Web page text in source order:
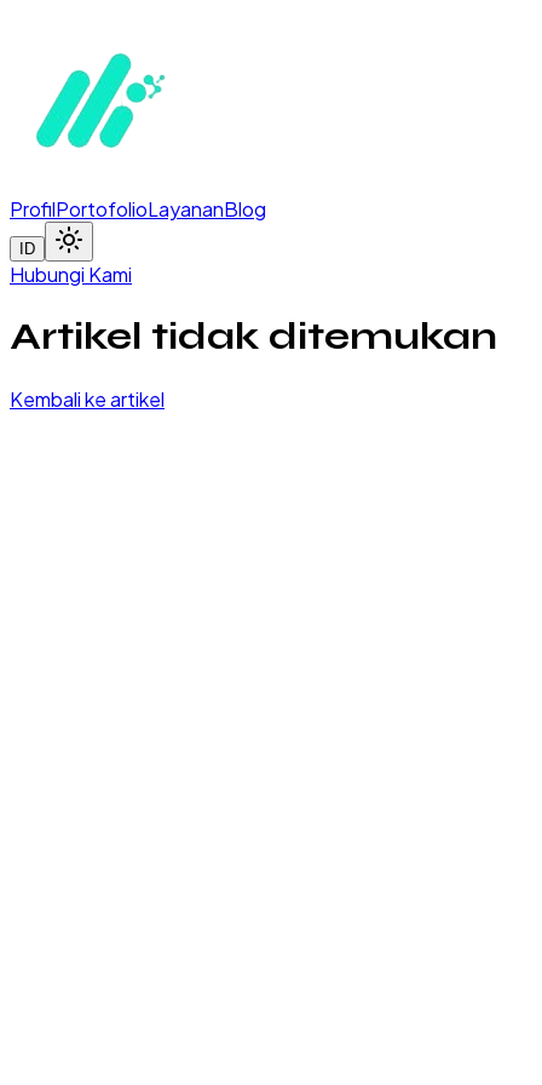
ProfilPortofolioLayananBlog
ID
Hubungi Kami
Artikel tidak ditemukan
Kembali ke artikel